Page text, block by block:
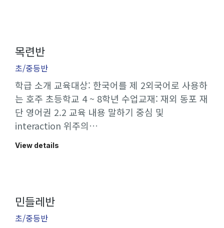
목련반
초/중등반
학급 소개 교육대상: 한국어를 제 2외국어로 사용하
는 호주 초등학교 4 ~ 8학년 수업교재: 재외 동포 재
단 영어권 2.2 교육 내용 말하기 중심 및
interaction 위주의…
View details
민들레반
초/중등반